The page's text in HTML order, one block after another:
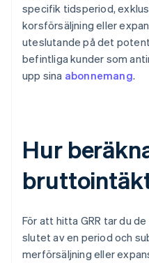
specifik tidsperiod,
korsförsäljning eller
uteslutande på det
befintliga kunder som
upp sina abonnemang.
Hur
För att hitta GRR tar du
slutet av en period och
merförsäljning eller